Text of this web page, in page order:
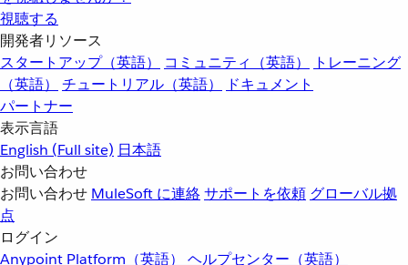
視聴する
開発者リソース
スタートアップ（英語）
コミュニティ（英語）
トレーニング
（英語）
チュートリアル（英語）
ドキュメント
パートナー
表示言語
English (Full site) 日本語
お問い合わせ
お問い合わせ MuleSoft に連絡サポートを依頼 グローバル拠
点
ログイン
Anypoint Platform（英語） ヘルプセンター（英語）